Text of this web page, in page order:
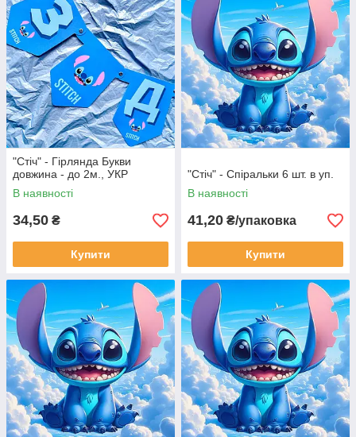
"Стіч" - Гірлянда Букви
довжина - до 2м., УКР
В наявності
34,50 ₴
Купити
"Стіч" - Спіральки 6 шт. в уп.
В наявності
41,20 ₴/упаковка
Купити